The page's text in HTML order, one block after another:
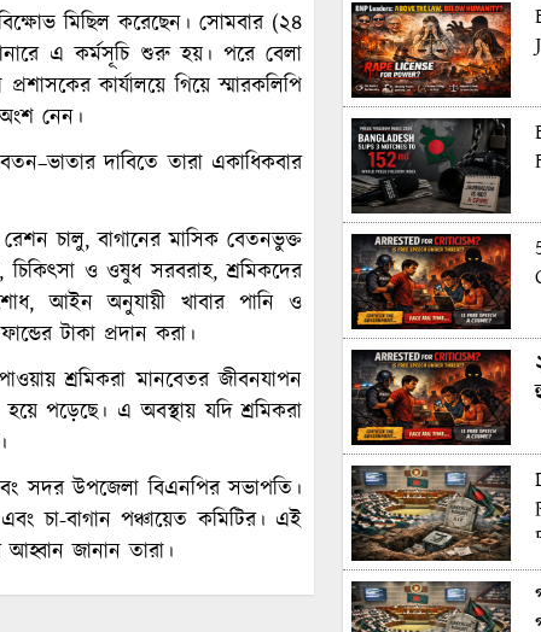
মিছিল করেছেন। সোমবার (২৪
এ কর্মসূচি শুরু হয়। পরে বেলা
কার্যালয়ে গিয়ে স্মারকলিপি
নেন।
দাবিতে তারা একাধিকবার
রেশন চালু, বাগানের মাসিক বেতনভুক্ত
চিকিৎসা ও ওষুধ সরবরাহ, শ্রমিকদের
আইন অনুযায়ী খাবার পানি ও
টাকা প্রদান করা।
শ্রমিকরা মানবেতর জীবনযাপন
পড়েছে। এ অবস্থায় যদি শ্রমিকরা
সদর উপজেলা বিএনপির সভাপতি।
চা-বাগান পঞ্চায়েত কমিটির। এই
জানান তারা।